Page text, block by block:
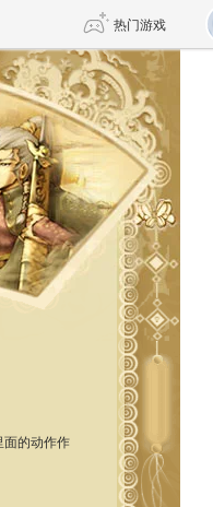
热门游戏
DNF 传奇4
剑网3旗舰版 新天龙八部
诛仙世界 仙剑世界
的动作作